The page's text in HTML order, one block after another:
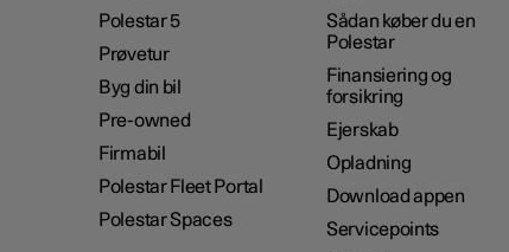
Polestar 5
Prøvetur
Byg din bil
Pre-owned
Firmabil
Polestar Fleet Portal
Polestar Spaces
Sådan køber du en
Polestar
Finansiering og
forsikring
Ejerskab
Opladning
Download appen
Servicepoints